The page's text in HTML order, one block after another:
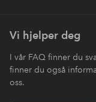
Vi hjelper deg
I vår FAQ finner du
finner du også
oss.